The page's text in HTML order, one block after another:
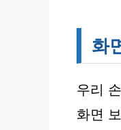
화
우리
화면